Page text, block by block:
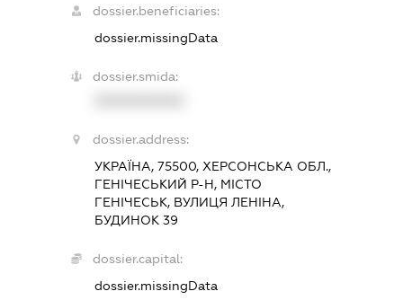
dossier.beneficiaries:
dossier.missingData
dossier.smida:
dossier.address:
УКРАЇНА, 75500, ХЕРСОНСЬКА ОБЛ.,
ГЕНІЧЕСЬКИЙ Р-Н, МІСТО
ГЕНІЧЕСЬК, ВУЛИЦЯ ЛЕНІНА,
БУДИНОК 39
dossier.capital:
dossier.missingData